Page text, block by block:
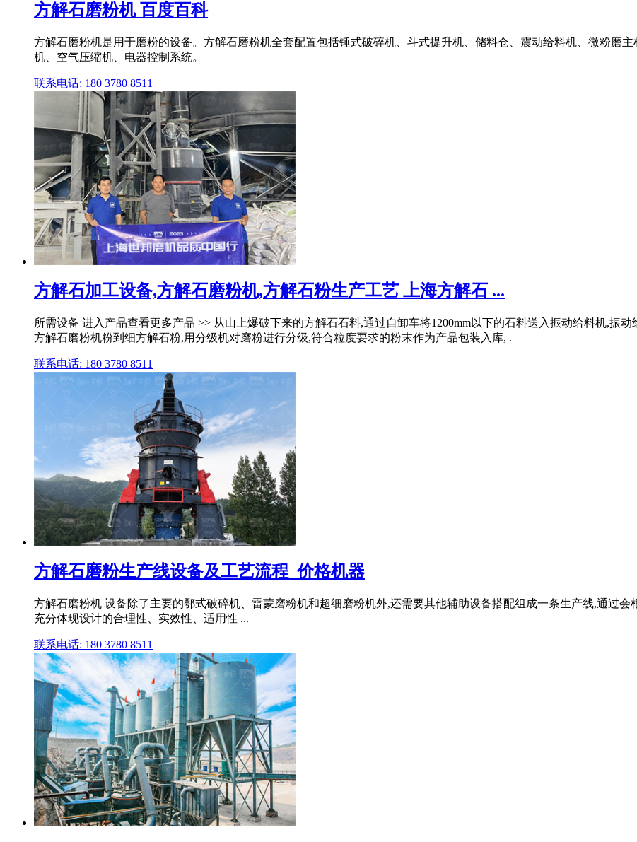
方解石磨粉机 百度百科
方解石磨粉机是用于磨粉的设备。方解石磨粉机全套配置包括锤式破碎机、斗式提升机、储料仓、震动给料机、微粉磨
机、空气压缩机、电器控制系统。
联系电话: 180 3780 8511
方解石加工设备,方解石磨粉机,方解石粉生产工艺 上海方解石 ...
所需设备 进入产品查看更多产品 >> 从山上爆破下来的方解石石料,通过自卸车将1200mm以下的石料送入振动给料机,振
方解石磨粉机粉到细方解石粉,用分级机对磨粉进行分级,符合粒度要求的粉末作为产品包装入库, .
联系电话: 180 3780 8511
方解石磨粉生产线设备及工艺流程_价格机器
方解石磨粉机 设备除了主要的鄂式破碎机、雷蒙磨粉机和超细磨粉机外,还需要其他辅助设备搭配组成一条生产线,通过
充分体现设计的合理性、实效性、适用性 ...
联系电话: 180 3780 8511